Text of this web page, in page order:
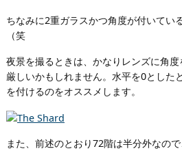
ちなみに2重ガラスかつ角度が付いてい
（笑
夜景を撮るときは、かなりレンズに角
厳しいかもしれません。水平を0とした
を付けるのをオススメします。
また、前述のとおり72階は半分外なの